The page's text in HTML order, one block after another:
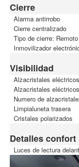
Cierre
Alarma antirrobo
Cierre centralizado
Tipo de cierre: Remoto
Inmovilizador
Visibilidad
Alzacristales
Alzacristales
Numero de
Limpialuneta trasera
Cristales polarizados
Detalles confort
Luces de lectura